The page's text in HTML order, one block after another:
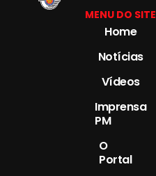
MENU DO SITE
Home
Notícias
Vídeos
Imprensa
PM
O
Portal